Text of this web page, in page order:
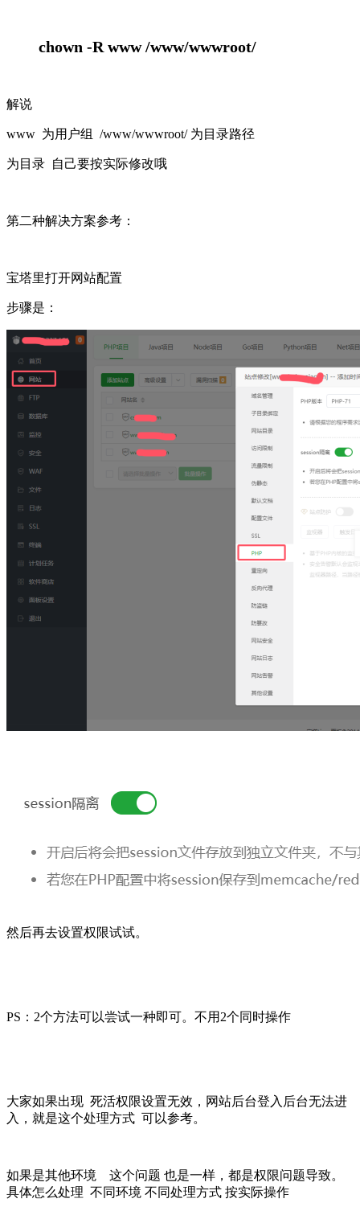
chown -R www /www/wwwroot/
解说
www 为用户组 /www/wwwroot/ 为目录路径
为目录 自己要按实际修改哦
第二种解决方案参考：
宝塔里打开网站配置
步骤是：
然后再去设置权限试试。
PS：2个方法可以尝试一种即可。不用2个同时操作
大家如果出现 死活权限设置无效，网站后台登入后台无法进
入，就是这个处理方式 可以参考。
如果是其他环境 这个问题 也是一样，都是权限问题导致。
具体怎么处理 不同环境 不同处理方式 按实际操作